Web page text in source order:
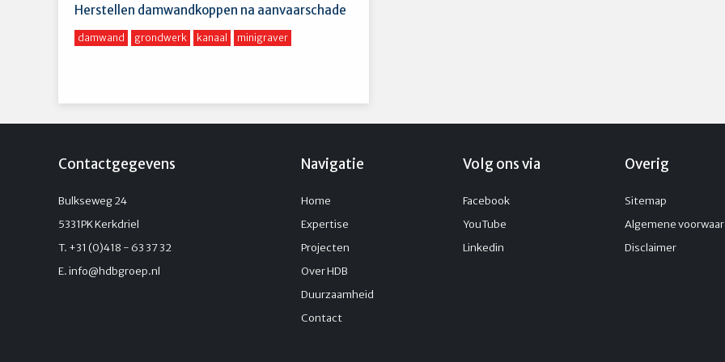
Herstellen damwandkoppen na aanvaarschade
damwand grondwerk kanaal minigraver
Contactgegevens
Bulkseweg 24
5331PK Kerkdriel
T. +31 (0)418 - 63 37 32
E.info@hdbgroep.nl
Navigatie
Home
Expertise
Projecten
Over HDB
Duurzaamheid
Contact
Volg ons via
Facebook
YouTube
Linkedin
Overig
Sitemap
Algemene
Disclaimer